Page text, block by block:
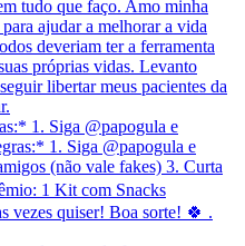
1. Siga @papogula e